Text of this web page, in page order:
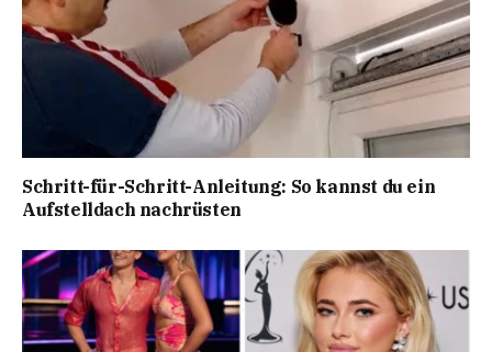
Schritt-für-Schritt-Anleitung: So kannst du ein
Aufstelldach nachrüsten